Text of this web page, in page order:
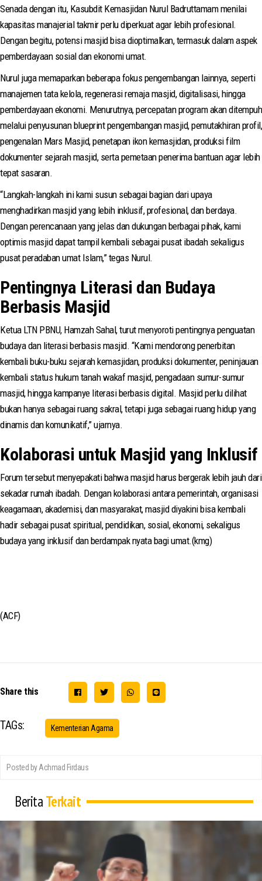
Senada dengan itu, Kasubdit Kemasjidan Nurul Badruttamam menilai
kapasitas manajerial takmir perlu diperkuat agar lebih profesional.
Dengan begitu, potensi masjid bisa dioptimalkan, termasuk dalam aspek
pemberdayaan sosial dan ekonomi umat.
Nurul juga memaparkan beberapa fokus pengembangan lainnya, seperti
manajemen tata kelola, regenerasi remaja masjid, digitalisasi, hingga
pemberdayaan ekonomi. Menurutnya, percepatan program akan ditempuh
melalui penyusunan blueprint pengembangan masjid, pemutakhiran profil,
pengenalan Mars Masjid, penetapan ikon kemasjidan, produksi film
dokumenter sejarah masjid, serta pemetaan penerima bantuan agar lebih
tepat sasaran.
“Langkah-langkah ini kami susun sebagai bagian dari upaya
menghadirkan masjid yang lebih inklusif, profesional, dan berdaya.
Dengan perencanaan yang jelas dan dukungan berbagai pihak, kami
optimis masjid dapat tampil kembali sebagai pusat ibadah sekaligus
pusat peradaban umat Islam,” tegas Nurul.
Pentingnya Literasi dan Budaya
Berbasis Masjid
Ketua LTN PBNU, Hamzah Sahal, turut menyoroti pentingnya penguatan
budaya dan literasi berbasis masjid. “Kami mendorong penerbitan
kembali buku-buku sejarah kemasjidan, produksi dokumenter, peninjauan
kembali status hukum tanah wakaf masjid, pengadaan sumur-sumur
masjid, hingga kampanye literasi berbasis digital. Masjid perlu dilihat
bukan hanya sebagai ruang sakral, tetapi juga sebagai ruang hidup yang
dinamis dan komunikatif,” ujarnya.
Kolaborasi untuk Masjid yang Inklusif
Forum tersebut menyepakati bahwa masjid harus bergerak lebih jauh dari
sekadar rumah ibadah. Dengan kolaborasi antara pemerintah, organisasi
keagamaan, akademisi, dan masyarakat, masjid diyakini bisa kembali
hadir sebagai pusat spiritual, pendidikan, sosial, ekonomi, sekaligus
budaya yang inklusif dan berdampak nyata bagi umat.(kmg)
(ACF)
Share this
TAGs: Kementerian Agama
Posted by Achmad Firdaus
BeritaTerkait